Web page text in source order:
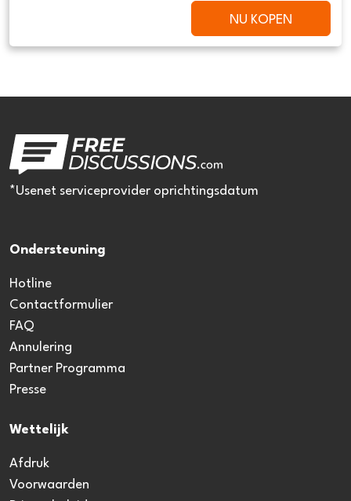
NU KOPEN
*Usenet serviceprovider oprichtingsdatum
Ondersteuning
Hotline
Contactformulier
FAQ
Annulering
Partner Programma
Presse
Wettelijk
Afdruk
Voorwaarden